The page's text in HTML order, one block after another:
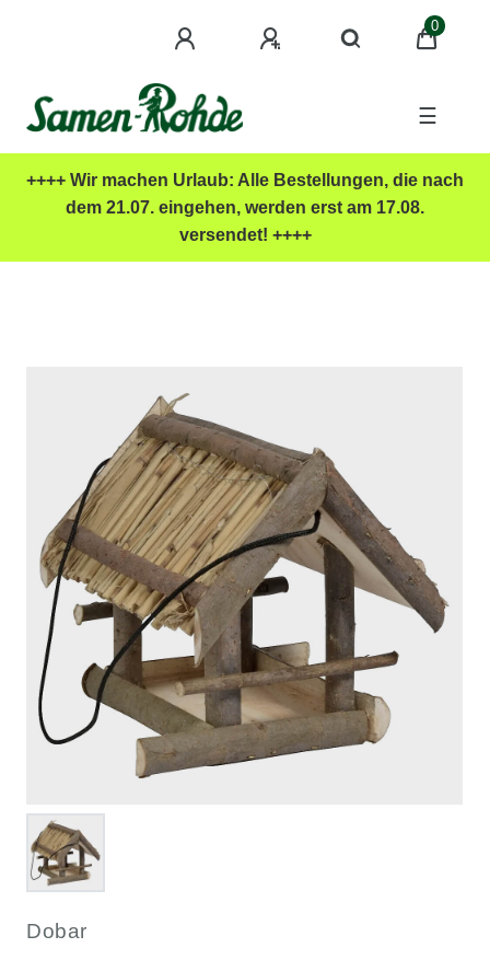
0
☰
++++ Wir machen Urlaub: Alle Bestellungen, die nach
dem 21.07. eingehen, werden erst am 17.08.
versendet! ++++
Dobar